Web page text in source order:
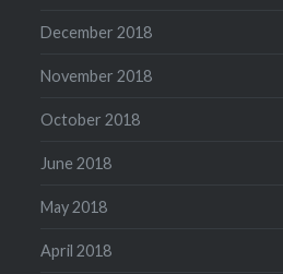
December 2018
November 2018
October 2018
June 2018
May 2018
April 2018